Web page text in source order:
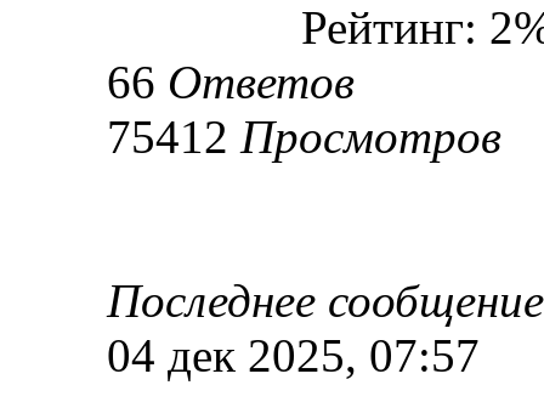
Рейтинг:
66 Ответов
75412 Просмотров
Последнее
04 дек 2025, 07:57